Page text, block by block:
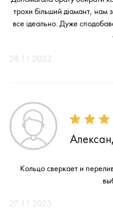
трохи більший діамант, нам
все ідеально. Дуже
28.11.2023
Кольцо сверкает и
27.11.2023